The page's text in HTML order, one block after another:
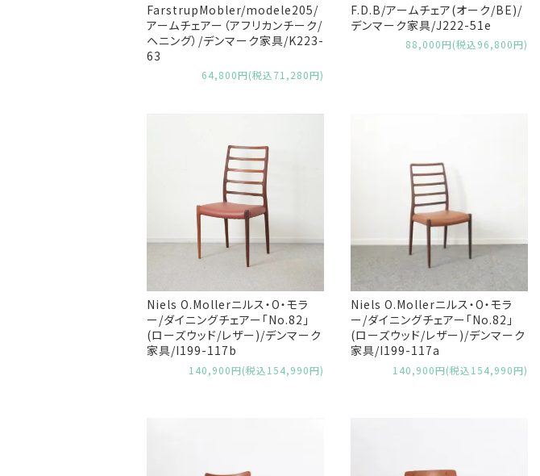
FarstrupMobler/modele205/
アームチェアー（アフリカンチーク/
ヘニング）/デンマーク家具/K223-
63
64,800円(税込71,280円)
F.D.B/アームチェア(オーク/BE)/
デンマーク家具/J222-51e
88,000円(税込96,800円)
Niels O.Mollerニルス・O・モラ
ー/ダイニングチェアー「No.82」
(ローズウッド/レザー)/デンマーク
家具/I199-117b
140,900円(税込154,990円)
Niels O.Mollerニルス・O・モラ
ー/ダイニングチェアー「No.82」
(ローズウッド/レザー)/デンマーク
家具/I199-117a
140,900円(税込154,990円)